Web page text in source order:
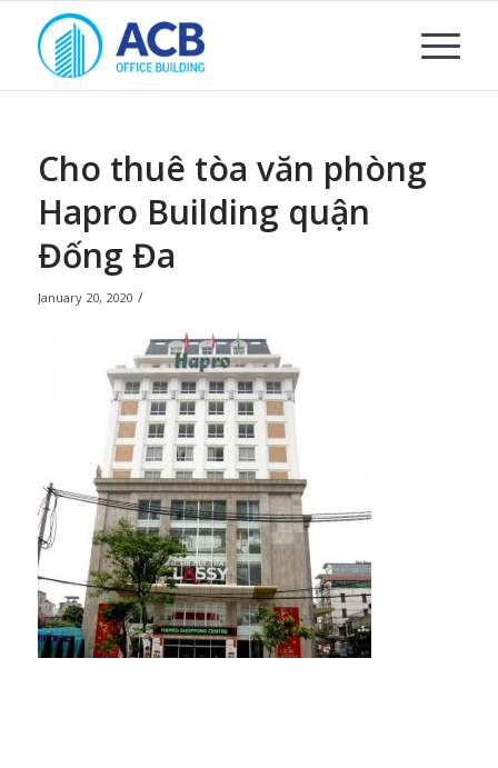
Cho thuê tòa văn phòng
Hapro Building quận
Đống Đa
January 20, 2020 /